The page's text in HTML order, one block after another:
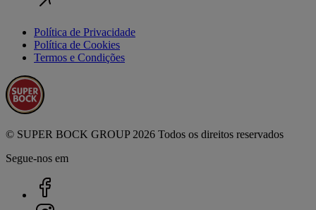
Política de Privacidade
Política de Cookies
Termos e Condições
© SUPER BOCK GROUP 2026 Todos os direitos reservados
Segue-nos em